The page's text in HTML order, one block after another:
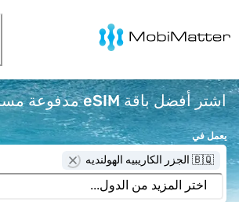
اشتر أفضل باقة eSIM مدفوعة مسبقًا لـ الجزر الكاريبيه الهولنديه ابتداءً من $2.8 لكل جيجابايت.
يعمل في
🇧🇶 الجزر الكاريبيه الهولنديه